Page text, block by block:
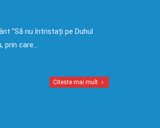
”Să nu întristați pe Duhul
prin care…
Citeste mai mult